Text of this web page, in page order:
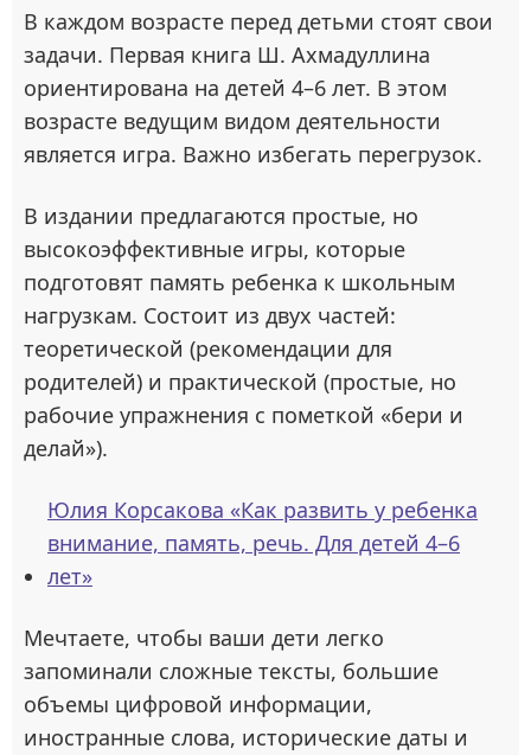
В каждом возрасте перед детьми стоят свои
задачи. Первая книга Ш. Ахмадуллина
ориентирована на детей 4–6 лет. В этом
возрасте ведущим видом деятельности
является игра. Важно избегать перегрузок.
В издании предлагаются простые, но
высокоэффективные игры, которые
подготовят память ребенка к школьным
нагрузкам. Состоит из двух частей:
теоретической (рекомендации для
родителей) и практической (простые, но
рабочие упражнения с пометкой «бери и
делай»).
Юлия Корсакова «Как развить у ребенка
внимание, память, речь. Для детей 4–6
лет»
Мечтаете, чтобы ваши дети легко
запоминали сложные тексты, большие
объемы цифровой информации,
иностранные слова, исторические даты и